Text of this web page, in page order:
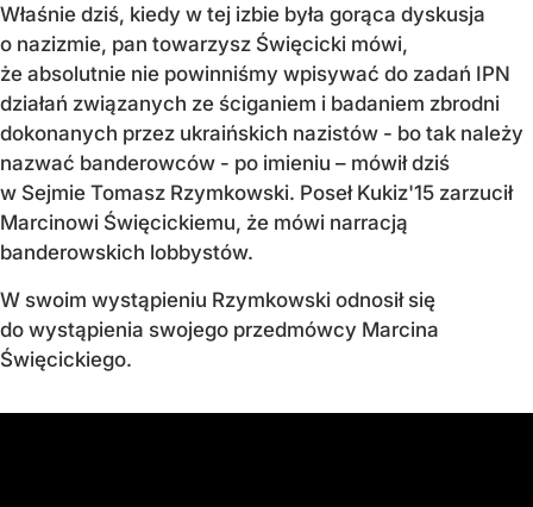
Właśnie dziś, kiedy w tej izbie była gorąca dyskusja
o nazizmie, pan towarzysz Święcicki mówi,
że absolutnie nie powinniśmy wpisywać do zadań IPN
działań związanych ze ściganiem i badaniem zbrodni
dokonanych przez ukraińskich nazistów - bo tak należy
nazwać banderowców - po imieniu – mówił dziś
w Sejmie Tomasz Rzymkowski. Poseł Kukiz'15 zarzucił
Marcinowi Święcickiemu, że mówi narracją
banderowskich lobbystów.
W swoim wystąpieniu Rzymkowski odnosił się
do wystąpienia swojego przedmówcy Marcina
Święcickiego.